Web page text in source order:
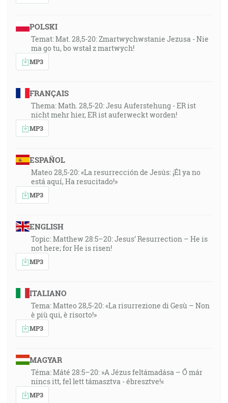
POLSKI
Temat: Mat. 28,5-20: Zmartwychwstanie Jezusa - Nie
ma go tu, bo wstał z martwych!
MP3
FRANÇAIS
Thema: Math. 28,5-20: Jesu Auferstehung - ER ist
nicht mehr hier, ER ist auferweckt worden!
MP3
ESPAÑOL
Mateo 28,5-20: «La resurrección de Jesús: ¡Él ya no
está aquí, Ha resucitado!»
MP3
ENGLISH
Topic: Matthew 28:5–20: Jesus’ Resurrection – He is
not here; for He is risen!
MP3
ITALIANO
Tema: Matteo 28,5-20: «La risurrezione di Gesù – Non
è più qui, è risorto!»
MP3
MAGYAR
Téma: Máté 28:5–20: »A Jézus feltámadása – Ő már
nincs itt, fel lett támasztva - ébresztve!«
MP3